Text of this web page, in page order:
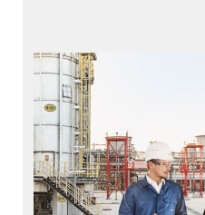
Services
Starke Performance
VISTRA® Repair